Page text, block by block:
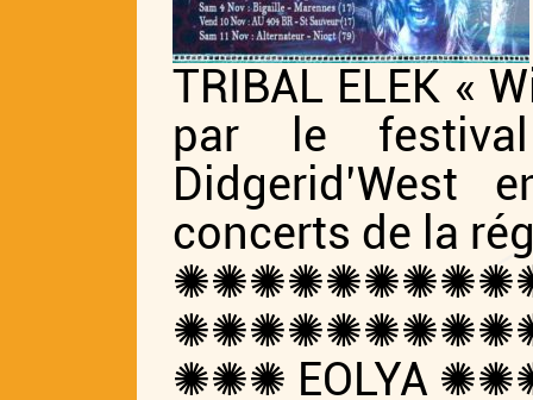
TRIBAL ELEK «
par le festival
concerts de la
✺✺✺ EOLYA